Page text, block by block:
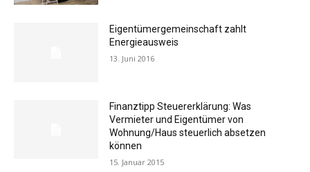
Eigentümergemeinschaft zahlt
Energieausweis
13. Juni 2016
Finanztipp Steuererklärung: Was
Vermieter und Eigentümer von
Wohnung/Haus steuerlich absetzen
können
15. Januar 2015